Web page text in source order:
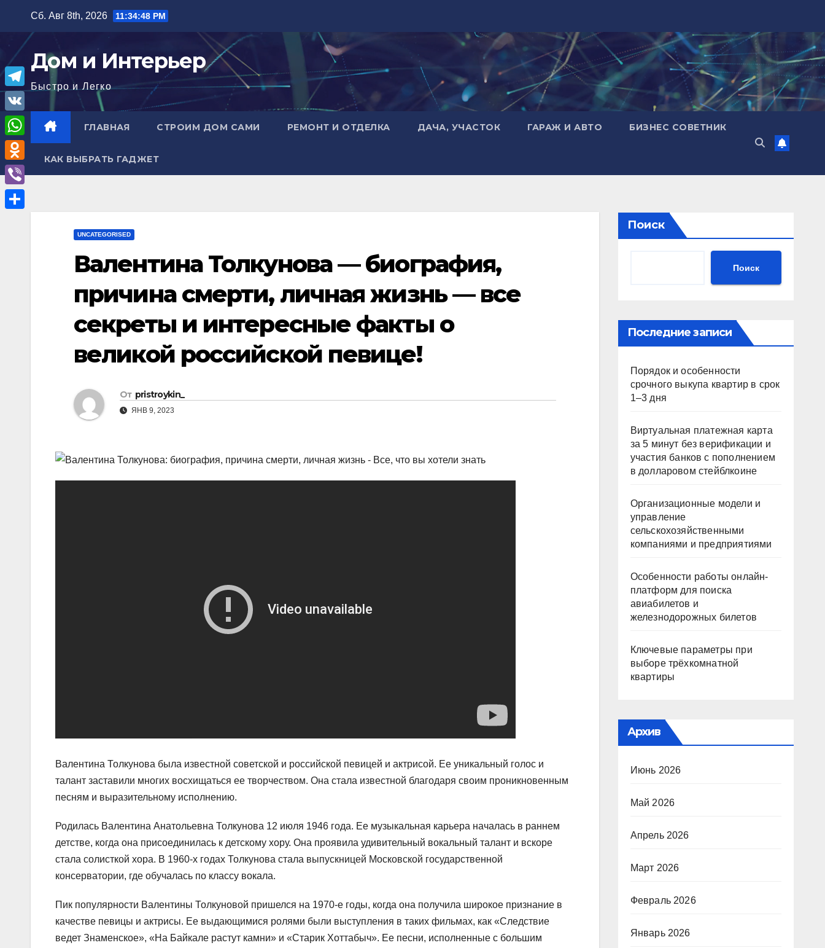
содержимому
Сб. Авг 8th, 2026 11:34:48 PM
Дом и Интерьер
Быстро и Легко
ГЛАВНАЯ СТРОИМ ДОМ САМИ РЕМОНТ И ОТДЕЛКА ДАЧА, УЧАСТОК ГАРАЖ И АВТО БИЗНЕС СОВЕТНИК
КАК ВЫБРАТЬ ГАДЖЕТ
UNCATEGORISED
Валентина Толкунова — биография,
причина смерти, личная жизнь — все
секреты и интересные факты о
великой российской певице!
От pristroykin_
ЯНВ 9, 2023
Валентина Толкунова была известной советской и российской певицей и актрисой. Ее уникальный голос и
талант заставили многих восхищаться ее творчеством. Она стала известной благодаря своим проникновенным
песням и выразительному исполнению.
Родилась Валентина Анатольевна Толкунова 12 июля 1946 года. Ее музыкальная карьера началась в раннем
детстве, когда она присоединилась к детскому хору. Она проявила удивительный вокальный талант и вскоре
стала солисткой хора. В 1960-х годах Толкунова стала выпускницей Московской государственной
консерватории, где обучалась по классу вокала.
Пик популярности Валентины Толкуновой пришелся на 1970-е годы, когда она получила широкое признание в
качестве певицы и актрисы. Ее выдающимися ролями были выступления в таких фильмах, как «Следствие
ведет Знаменское», «На Байкале растут камни» и «Старик Хоттабыч». Ее песни, исполненные с большим
Поиск
Поиск
Последние записи
Порядок и особенности
срочного выкупа квартир в срок
1–3 дня
Виртуальная платежная карта
за 5 минут без верификации и
участия банков с пополнением
в долларовом стейблкоине
Организационные модели и
управление
сельскохозяйственными
компаниями и предприятиями
Особенности работы онлайн-
платформ для поиска
авиабилетов и
железнодорожных билетов
Ключевые параметры при
выборе трёхкомнатной
квартиры
Архив
Июнь 2026
Май 2026
Апрель 2026
Март 2026
Февраль 2026
Январь 2026
T
e
l
e
g
r
V
K
W
h
a
O
d
n
V